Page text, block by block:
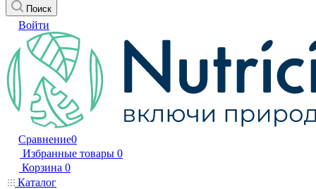
Поиск
Войти
Сравнение0
Избранные товары 0
Корзина 0
Каталог